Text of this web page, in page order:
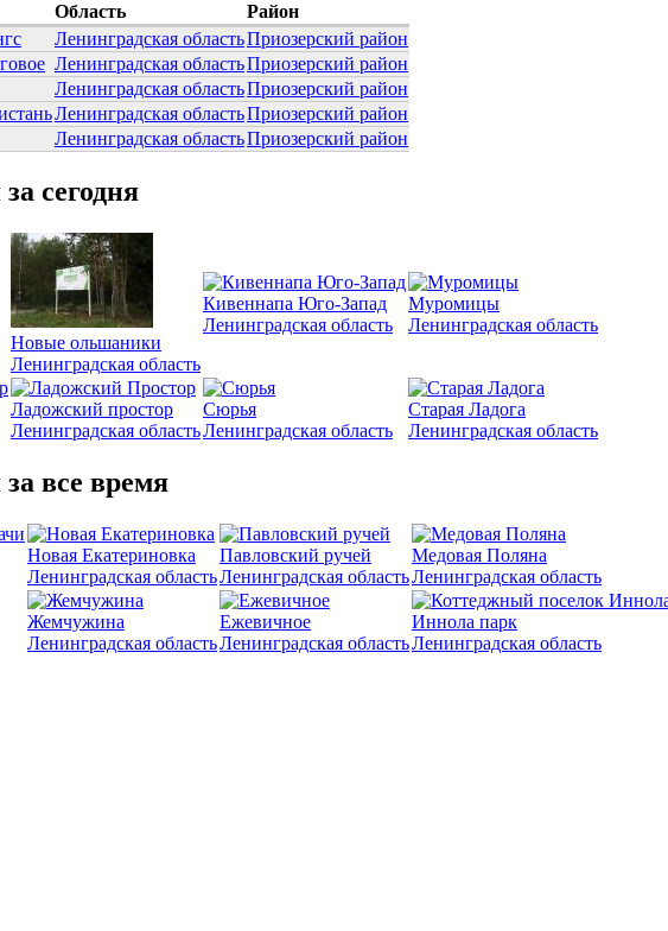
Область
Район
Ленинградская областьПриозерский район
Ленинградская областьПриозерский район
Ленинградская областьПриозерский район
Ленинградская областьПриозерский район
Ленинградская областьПриозерский район
сегодня
Новые ольшаники
Ленинградская область
Кивеннапа Юго-Запад
Ленинградская область
Муромицы
Ленинградская область
Ладожский простор
Ленинградская область
Сюрья
Ленинградская область
Старая Ладога
Ленинградская область
все время
Новая Екатериновка
Ленинградская область
Павловский ручей
Ленинградская область
Медовая Поляна
Ленинградская область
Жемчужина
Ленинградская область
Ежевичное
Ленинградская область
Иннола парк
Ленинградская область